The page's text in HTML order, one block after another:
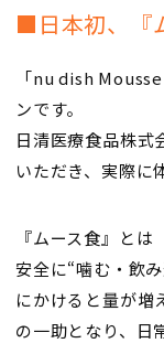
■日本初、『
「nu dish
ンです。
日清医療食品株式
いただき、実際に
『ムース食』とは
安全に“噛む・飲
にかけると量が
の一助となり、日